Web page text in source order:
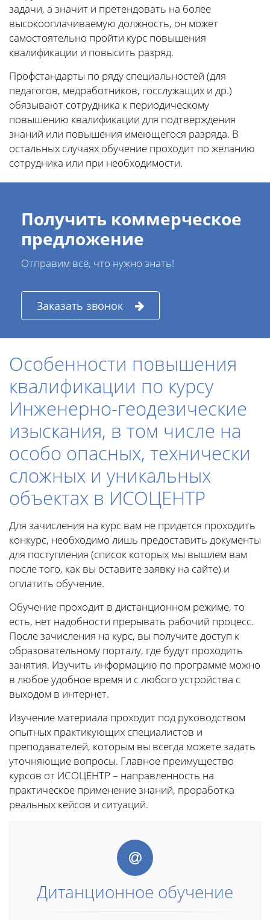
задачи, а значит и претендовать на более
высокооплачиваемую должность, он может
самостоятельно пройти курс повышения
квалификации и повысить разряд.
Профстандарты по ряду специальностей (для
педагогов, медработников, госслужащих и др.)
обязывают сотрудника к периодическому
повышению квалификации для подтверждения
знаний или повышения имеющегося разряда. В
остальных случаях обучение проходит по желанию
сотрудника или при необходимости.
Получить коммерческое
предложение
Отправим всё, что нужно знать!
Заказать звонок
Особенности повышения
квалификации по курсу
Инженерно-геодезические
изыскания, в том числе на
особо опасных, технически
сложных и уникальных
объектах в ИСОЦЕНТР
Для зачисления на курс вам не придется проходить
конкурс, необходимо лишь предоставить документы
для поступления (список которых мы вышлем вам
после того, как вы оставите заявку на сайте) и
оплатить обучение.
Обучение проходит в дистанционном режиме, то
есть, нет надобности прерывать рабочий процесс.
После зачисления на курс, вы получите доступ к
образовательному порталу, где будут проходить
занятия. Изучить информацию по программе можно
в любое удобное время и с любого устройства с
выходом в интернет.
Изучение материала проходит под руководством
опытных практикующих специалистов и
преподавателей, которым вы всегда можете задать
уточняющие вопросы. Главное преимущество
курсов от ИСОЦЕНТР – направленность на
практическое применение знаний, проработка
реальных кейсов и ситуаций.
Дитанционное обучение